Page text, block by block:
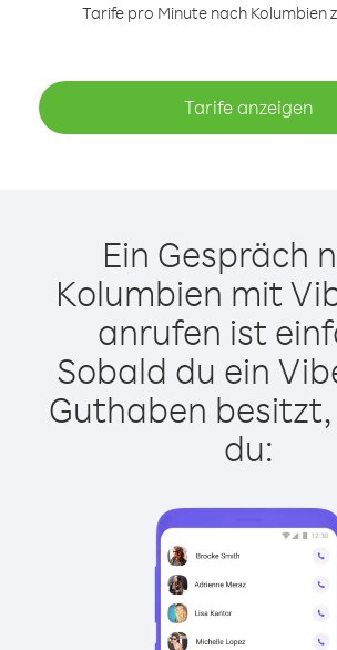
Tarife pro Minute nach Kolumbien
Tarife anzeigen
Ein Gespräch
Kolumbien mit
anrufen ist
Sobald du ein
Guthaben
du: